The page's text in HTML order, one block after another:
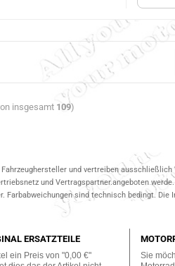
insgesamt 109)
und vertreiben
und Vertragspartner.angeboten
sind technisch bedingt.
ERSATZTEILE
ein Preis von "0,00 €"
Sie